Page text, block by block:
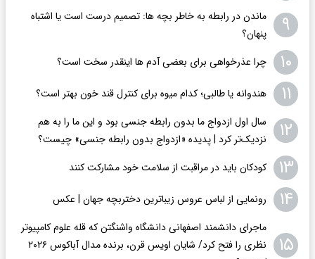
۹
ماندن در رابطه به خاطر بچه ها: تصمیم درست است یا اشتباه
پنهان؟
۱۰ چرا عذرخواهی برای بعضی آدم ها اینقدر سخت است؟
۱۱ هندوانه یا طالبی؛ کدام‌ میوه برای کنترل قند خون بهتر است؟
۱۲
سال اول ازدواج ما بدون رابطه جنسی بود و این ما را به هم
نزدیک‌تر کرد | پدیده «ازدواج بدون رابطه جنسی» چیست؟
۱۳ کودکان باید در مراقبت از سلامت خود مشارکت کنند
۱۴ رونمایی از لباس عروس زیباترین دختربچه جهان | عکس
۱۵
ماجرای دانشمند اصفهانی دانشگاه واشنگتن که قله علوم کامپیوتر
نظری را فتح کرد/ شایان اویس‌ قرن، برنده مدال آباکوس ۲۰۲۶